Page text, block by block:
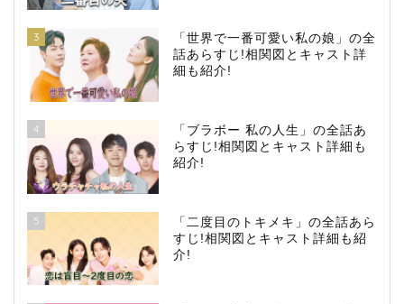
3
「世界で一番可愛い私の娘」の全
話あらすじ!相関図とキャスト詳
細も紹介!
4
「ブラボー 私の人生」の全話あ
らすじ!相関図とキャスト詳細も
紹介!
5
「二度目のトキメキ」の全話あら
すじ!相関図とキャスト詳細も紹
介!